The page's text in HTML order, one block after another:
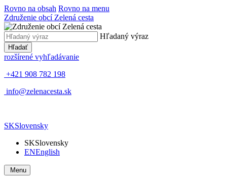
Rovno na obsah Rovno na menu
Združenie obcí Zelená cesta
Hľadaný výraz
Hľadať
rozšírené vyhľadávanie
+421 908 782 198
info@zelenacesta.sk
SKSlovensky
SKSlovensky
ENEnglish
Menu